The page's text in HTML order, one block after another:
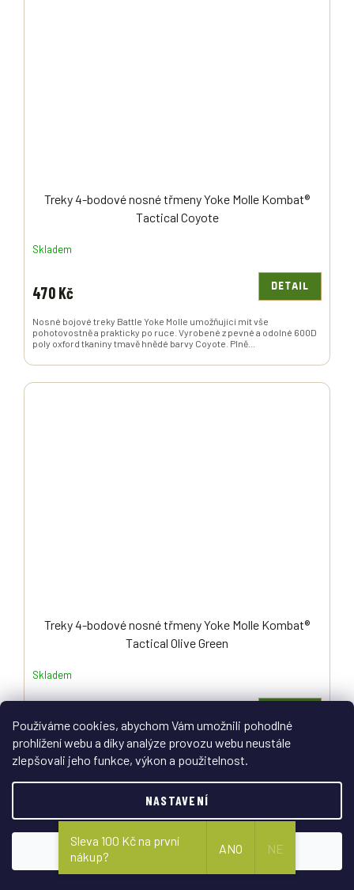
Používáme cookies, abychom Vám umožnili pohodlné
prohlížení webu a díky analýze provozu webu neustále
zlepšovali jeho funkce, výkon a použitelnost.
NASTAVENÍ
SOUHLASÍM
Treky 4-bodové nosné třmeny Yoke Molle Kombat®
Tactical Coyote
Skladem
470 Kč DETAIL
Nosné bojové treky Battle Yoke Molle umožňující mít vše
pohotovostně a prakticky po ruce. Vyrobené z pevné a odolné 600D
poly oxford tkaniny tmavě hnědé barvy Coyote. Plně...
Treky 4-bodové nosné třmeny Yoke Molle Kombat®
Tactical Olive Green
Skladem
470 Kč
Nosné bojové treky Battle Yoke Molle umožňující mít vše
pohotovostně a prakticky po ruce. Vyrobené z pevné a odolné 600D
poly oxford tkaniny olivově zelené barvy. Plně...
Sleva 100 Kč na první
nákup?
ANO NE